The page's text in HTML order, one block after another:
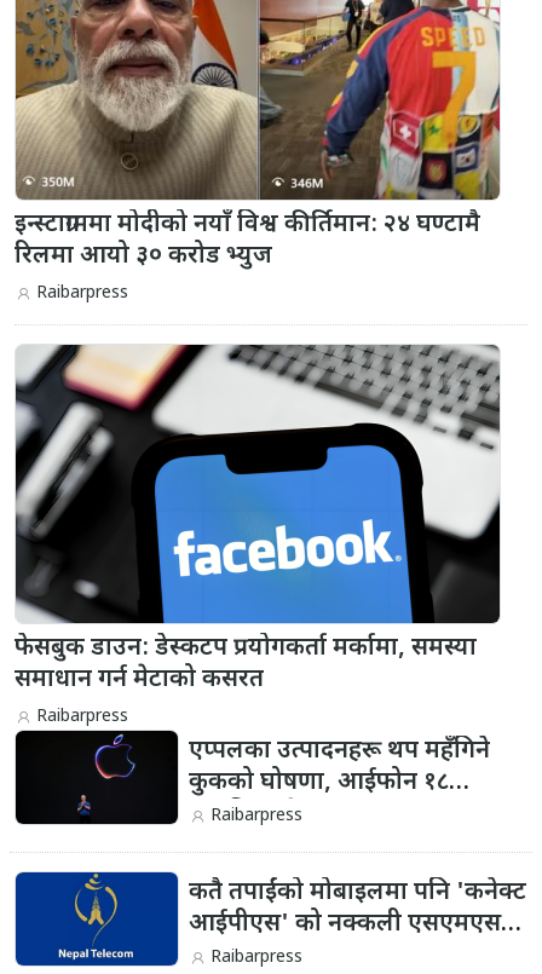
इन्स्टाग्राममा मोदीको नयाँ विश्व कीर्तिमान: २४ घण्टामै
रिलमा आयो ३० करोड भ्युज
Raibarpress
फेसबुक डाउन: डेस्कटप प्रयोगकर्ता मर्कामा, समस्या
समाधान गर्न मेटाको कसरत
Raibarpress
एप्पलका उत्पादनहरू थप महँगिने
कुकको घोषणा, आईफोन १८
प्रभावित हुने
Raibarpress
कतै तपाईंको मोबाइलमा पनि 'कनेक्ट
आईपीएस' को नक्कली एसएमएस त
आएन?
Raibarpress